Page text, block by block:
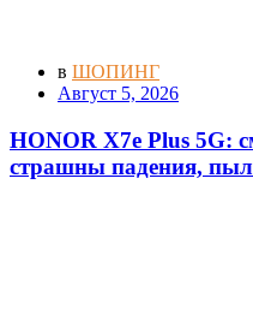
в ШОПИНГ
Август 5, 2026
HONOR X7e Plus 5G:
страшны падения,